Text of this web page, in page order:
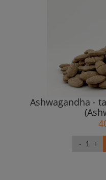
Ashwagandha -